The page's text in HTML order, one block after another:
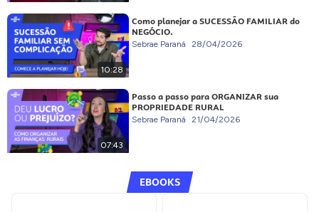
10:28
Como planejar a SUCESSÃO FAMILIAR do
NEGÓCIO.
Sebrae Paraná 28/04/2026
07:43
Passo a passo para ORGANIZAR sua
PROPRIEDADE RURAL
Sebrae Paraná 21/04/2026
EBOOKS